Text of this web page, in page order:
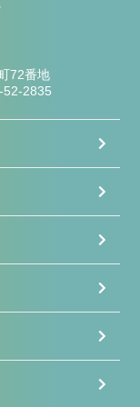
72番地
52-2835